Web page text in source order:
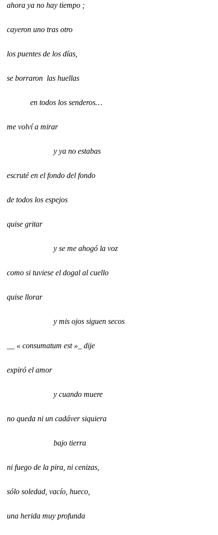
ahora ya no hay tiempo ;
cayeron uno tras otro
los puentes de los días,
se borraron las huellas
en todos los senderos…
me volví a mirar
y ya no estabas
escruté en el fondo del fondo
de todos los espejos
quise gritar
y se me ahogó la voz
como si tuviese el dogal al cuello
quise llorar
y mis ojos siguen secos
__ « consumatum est »_ dije
expiró el amor
y cuando muere
no queda ni un cadáver siquiera
bajo tierra
ni fuego de la pira, ni cenizas,
sólo soledad, vacío, hueco,
una herida muy profunda